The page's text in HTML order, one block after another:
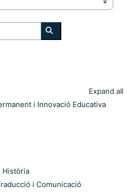
Search courses
Expand all
i Innovació Educativa
Història
i Comunicació